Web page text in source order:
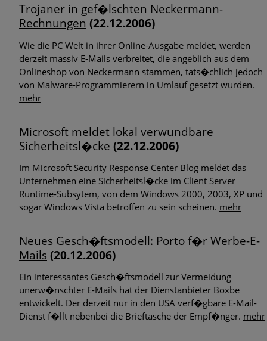
Trojaner in gef�lschten Neckermann-
Rechnungen (22.12.2006)
Wie die PC Welt in ihrer Online-Ausgabe meldet, werden
derzeit massiv E-Mails verbreitet, die angeblich aus dem
Onlineshop von Neckermann stammen, tats�chlich jedoch
von Malware-Programmierern in Umlauf gesetzt wurden.
mehr
Microsoft meldet lokal verwundbare
Sicherheitsl�cke (22.12.2006)
Im Microsoft Security Response Center Blog meldet das
Unternehmen eine Sicherheitsl�cke im Client Server
Runtime-Subsytem, von dem Windows 2000, 2003, XP und
sogar Windows Vista betroffen zu sein scheinen. mehr
Neues Gesch�ftsmodell: Porto f�r Werbe-E-
Mails (20.12.2006)
Ein interessantes Gesch�ftsmodell zur Vermeidung
unerw�nschter E-Mails hat der Dienstanbieter Boxbe
entwickelt. Der derzeit nur in den USA verf�gbare E-Mail-
Dienst f�llt nebenbei die Brieftasche der Empf�nger. mehr